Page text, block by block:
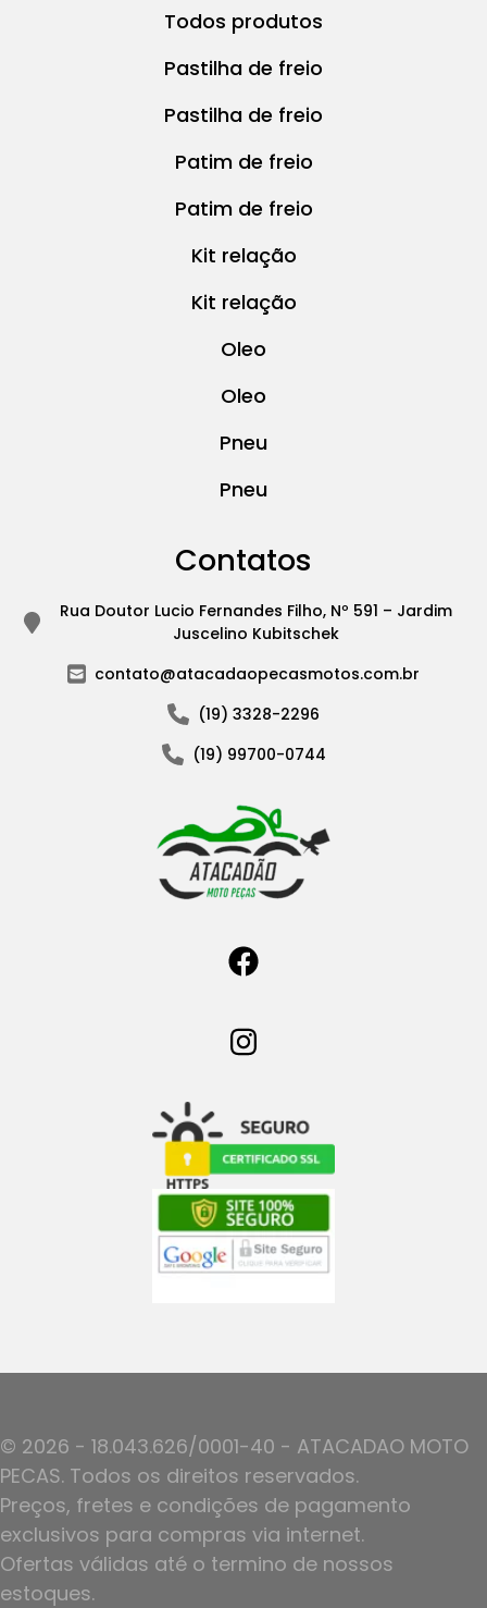
Todos produtos
Pastilha de freio
Pastilha de freio
Patim de freio
Patim de freio
Kit relação
Kit relação
Oleo
Oleo
Pneu
Pneu
Contatos
Rua Doutor Lucio Fernandes Filho, Nº 591 – Jardim
Juscelino Kubitschek
contato@atacadaopecasmotos.com.br
(19) 3328-2296
(19) 99700-0744
© 2026 - 18.043.626/0001-40 - ATACADAO MOTO
PECAS. Todos os direitos reservados.
Preços, fretes e condições de pagamento
exclusivos para compras via internet.
Ofertas válidas até o termino de nossos
estoques.